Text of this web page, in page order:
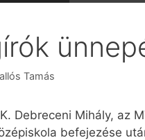
Tamás
Debreceni Mihály, az
befejezése